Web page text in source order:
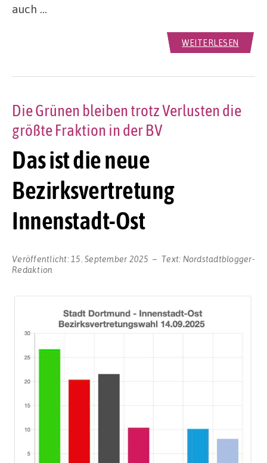
auch …
WEITERLESEN
Das ist die neue
Bezirksvertretung
Innenstadt-Ost
Die Grünen bleiben trotz Verlusten die
größte Fraktion in der BV
Veröffentlicht: 15. September 2025 Text: Nordstadtblogger-
Redaktion